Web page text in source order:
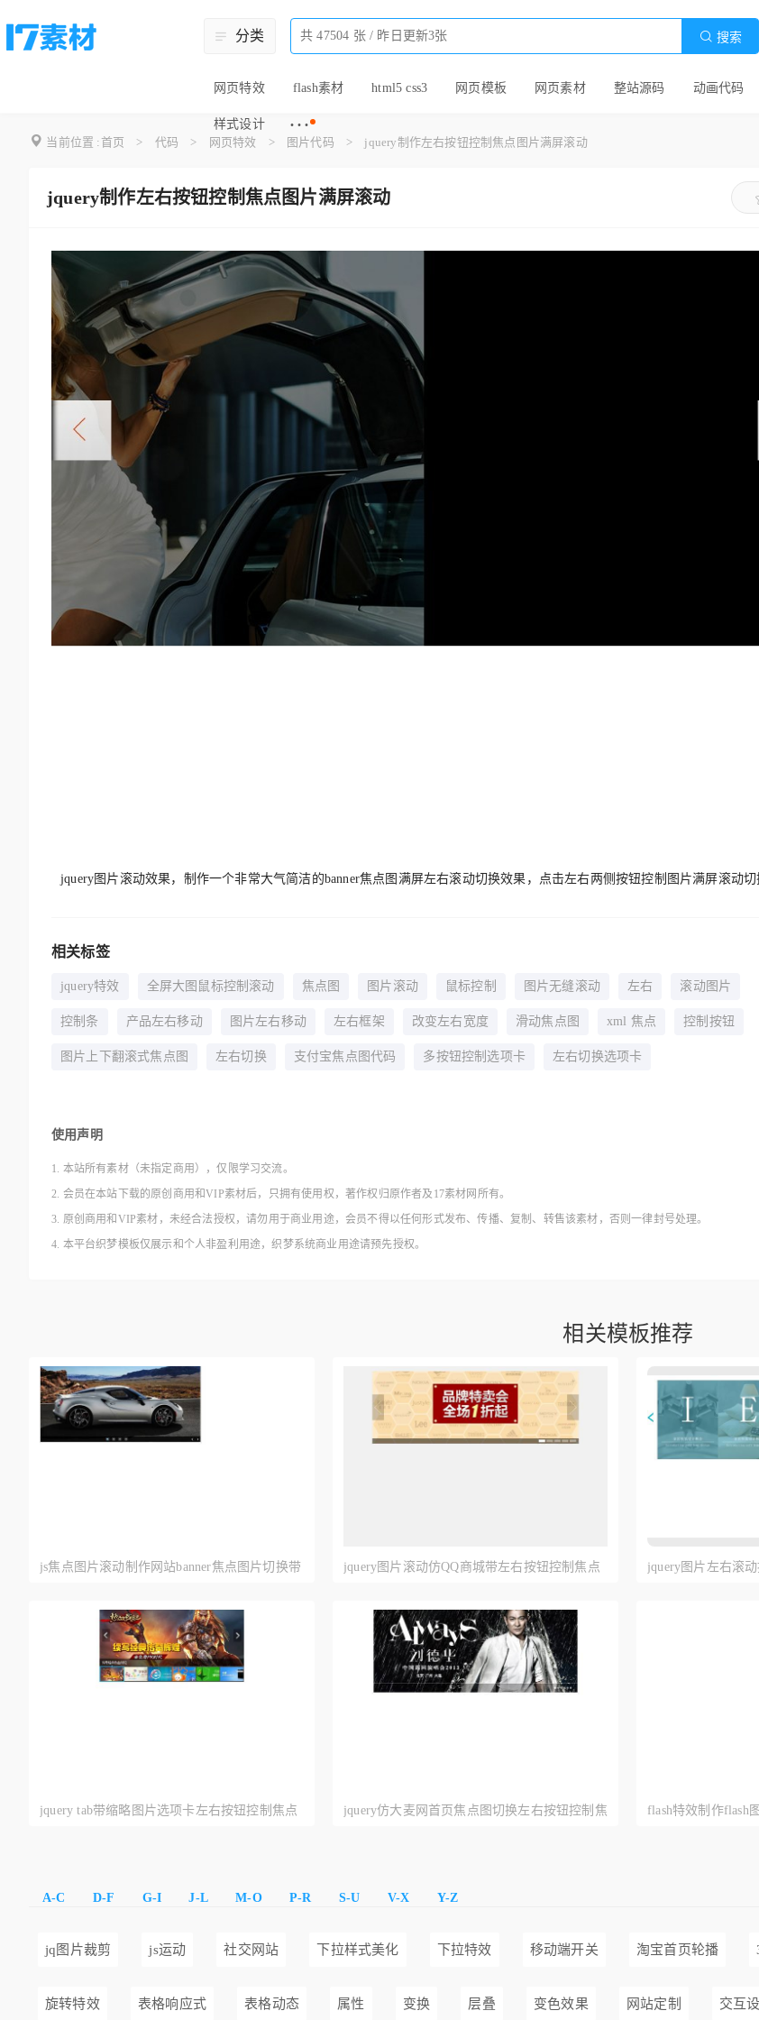
分类  搜索
网页特效 flash素材 html5 css3 网页模板 网页素材 整站源码 动画代码
样式设计 ···
当前位置 :首页 > 代码 > 网页特效 > 图片代码 > jquery制作左右按钮控制焦点图片满屏滚动
jquery制作左右按钮控制焦点图片满屏滚动
jquery图片滚动效果，制作一个非常大气简洁的banner焦点图满屏左右滚动切换效果，点击左右两侧按钮控制图片满屏滚动切
相关标签
jquery特效 全屏大图鼠标控制滚动 焦点图 图片滚动 鼠标控制 图片无缝滚动 左右 滚动图片
控制条 产品左右移动 图片左右移动 左右框架 改变左右宽度 滑动焦点图 xml 焦点 控制按钮
图片上下翻滚式焦点图 左右切换 支付宝焦点图代码 多按钮控制选项卡 左右切换选项卡
使用声明
1. 本站所有素材（未指定商用），仅限学习交流。
2. 会员在本站下载的原创商用和VIP素材后，只拥有使用权，著作权归原作者及17素材网所有。
3. 原创商用和VIP素材，未经合法授权，请勿用于商业用途，会员不得以任何形式发布、传播、复制、转售该素材，否则一律封号处理。
4. 本平台织梦模板仅展示和个人非盈利用途，织梦系统商业用途请预先授权。
相关模板推荐
js焦点图片滚动制作网站banner焦点图片切换带
按钮控制图片左右滚动
jquery图片滚动仿QQ商城带左右按钮控制焦点
图片切换滚动
jquery图片左右滚
jquery tab带缩略图片选项卡左右按钮控制焦点 jquery仿大麦网首页焦点图切换左右按钮控制焦 flash特效制作flash
A-C D-F G-I J-L M-O P-R S-U V-X Y-Z
jq图片裁剪 js运动 社交网站 下拉样式美化 下拉特效 移动端开关 淘宝首页轮播
旋转特效 表格响应式 表格动态 属性 变换 层叠 变色效果 网站定制 交互